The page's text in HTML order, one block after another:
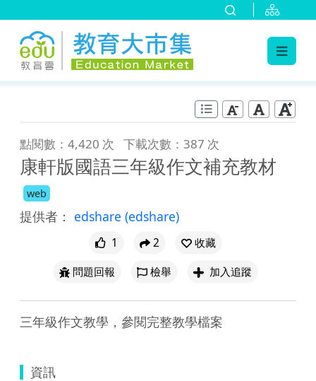
點閱數：4,420 次 下載次數：387 次
康軒版國語三年級作文補充教材
web
提供者： edshare (edshare)
1 2
收藏
問題回報
檢舉 加入追蹤
三年級作文教學，參閱完整教學檔案
資訊